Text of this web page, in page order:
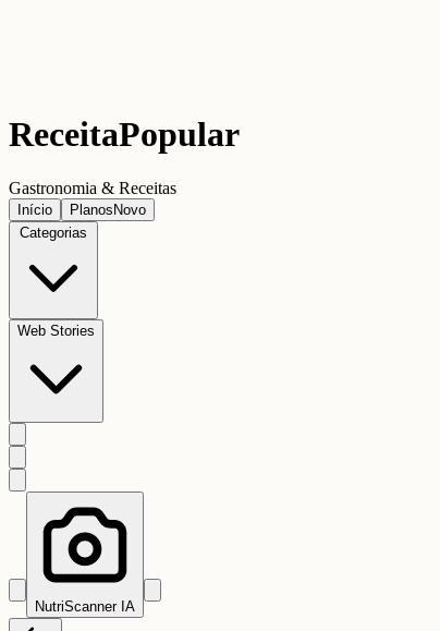
ReceitaPopular
Gastronomia & Receitas
Início Planos Novo
Categorias
Web Stories
NutriScanner IA